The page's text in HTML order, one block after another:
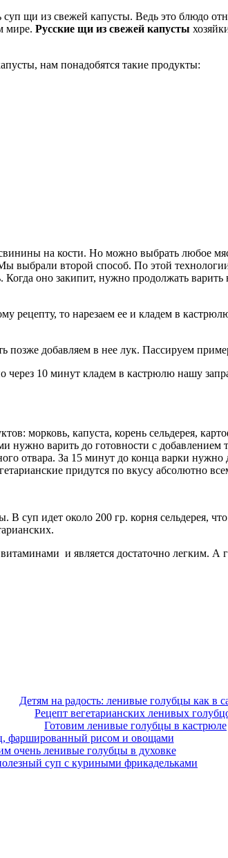
щи из свежей капусты. Ведь это блюдо
мире. Русские щи из свежей капусты
нам понадобятся такие продукты:
на кости. Но можно выбрать любое
второй способ. По этой
оно закипит, нужно продолжать
то нарезаем ее и кладем в
позже добавляем в нее лук. Пассируем
10 минут кладем в кастрюлю нашу
морковь, капуста, корень сельдерея,
варить до готовности с добавлением
отвара. За 15 минут до конца варки
придутся по вкусу абсолютно
суп идет около 200 гр. корня сельдерея,
и является достаточно легким. А
Детям на радость: ленивые голубцы как в
Рецепт вегетарианских ленивых
Готовим ленивые голубцы в кастрюле
фаршированный рисом и овощами
очень ленивые голубцы в духовке
суп с куриными фрикадельками